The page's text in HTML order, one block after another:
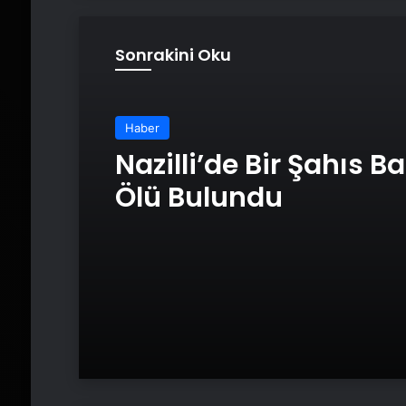
Sonrakini Oku
Haber
Nazilli’de Bir Şahıs
Ölü Bulundu